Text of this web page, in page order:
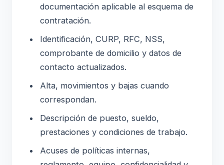
documentación aplicable al esquema de
contratación.
Identificación, CURP, RFC, NSS,
comprobante de domicilio y datos de
contacto actualizados.
Alta, movimientos y bajas cuando
correspondan.
Descripción de puesto, sueldo,
prestaciones y condiciones de trabajo.
Acuses de políticas internas,